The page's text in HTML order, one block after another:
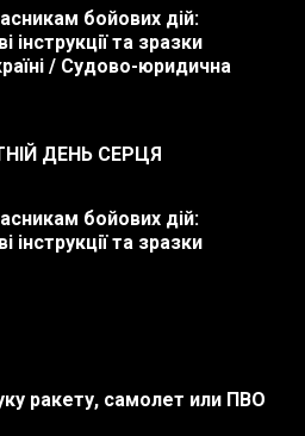
бойових дій:
інструкції та зразки
/ Судово-юридична
ДЕНЬ СЕРЦЯ
бойових дій:
інструкції та зразки
ракету, самолет или ПВО